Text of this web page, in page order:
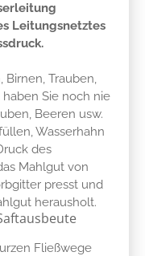
Leitungsnetztes
Birnen, Trauben,
Sie noch nie
Beeren usw.
Wasserhahn
des
Mahlgut von
presst und
herausholt.
Fließwege